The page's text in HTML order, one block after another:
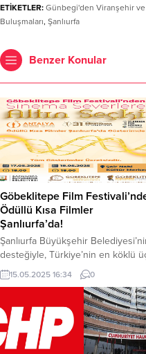
ETİKETLER: Günbegi'den Viranşehir ve
Buluşmaları, Şanlıurfa
Benzer Konular
Göbeklitepe Film
Ödüllü Kısa Filmler
Şanlıurfa’da!
Şanlıurfa Büyükşehir
desteğiyle, Türkiye’nin en köklü
film festivalinde ödül kazanmış
yapımlar, Göbeklitepe Uluslararası
Film Festivali kapsamında
Şanlıurfa’da ilk kez aynı seçkide
araya gelecek. “Göbeklitepe
Uluslararası Film Festivali,
Büyükşehir Belediyesi’nin
15.05.2025 16:34 0